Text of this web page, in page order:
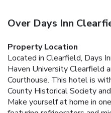
Over Days Inn
Property Location
Located in Clearfield, Days
Haven University Clearfield
Courthouse. This hotel is
County Historical Society
Make yourself at home in